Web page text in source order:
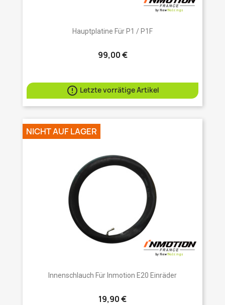
Hauptplatine Für P1 / P1F
99,00 €
 Letzte vorrätige Artikel
Innenschlauch Für Inmotion E20 Einräder
19,90 €
NICHT AUF LAGER